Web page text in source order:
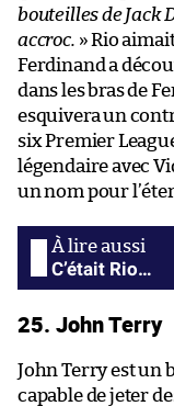
bouteilles de Jack
accroc. » Rio
Ferdinand a
dans les bras de
esquivera un
six Premier
légendaire avec
un nom pour
C’était Rio…
25. John Terry
John Terry est un
capable de jeter